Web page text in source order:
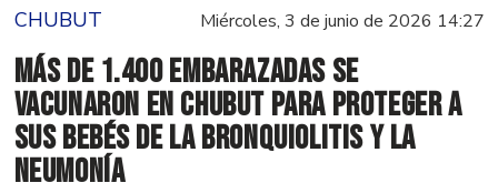
CHUBUT Miércoles, 3 de junio de 2026 14:27
Más de 1.400 embarazadas se
vacunaron en Chubut para proteger a
sus bebés de la Bronquiolitis y la
Neumonía